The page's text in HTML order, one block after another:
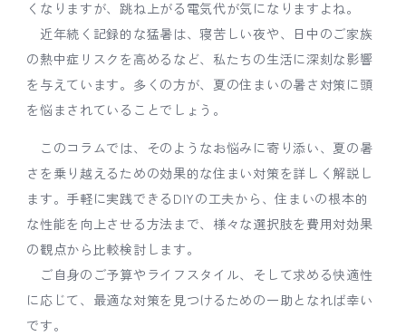
なぜ家の中はこんなに暑くなる？主な3つの原因
【費用別】住まいの暑さ対策を徹底比較！
暑さ対策で失敗しないための注意点
済的な夏を
くなりますが、跳ね上がる電気代が気になりますよね。
近年続く記録的な猛暑は、寝苦しい夜や、日中のご家族
の熱中症リスクを高めるなど、私たちの生活に深刻な影響
を与えています。多くの方が、夏の住まいの暑さ対策に頭
を悩まされていることでしょう。
このコラムでは、そのようなお悩みに寄り添い、夏の暑
さを乗り越えるための効果的な住まい対策を詳しく解説し
ます。手軽に実践できるDIYの工夫から、住まいの根本的
な性能を向上させる方法まで、様々な選択肢を費用対効果
の観点から比較検討します。
ご自身のご予算やライフスタイル、そして求める快適性
に応じて、最適な対策を見つけるための一助となれば幸い
です。